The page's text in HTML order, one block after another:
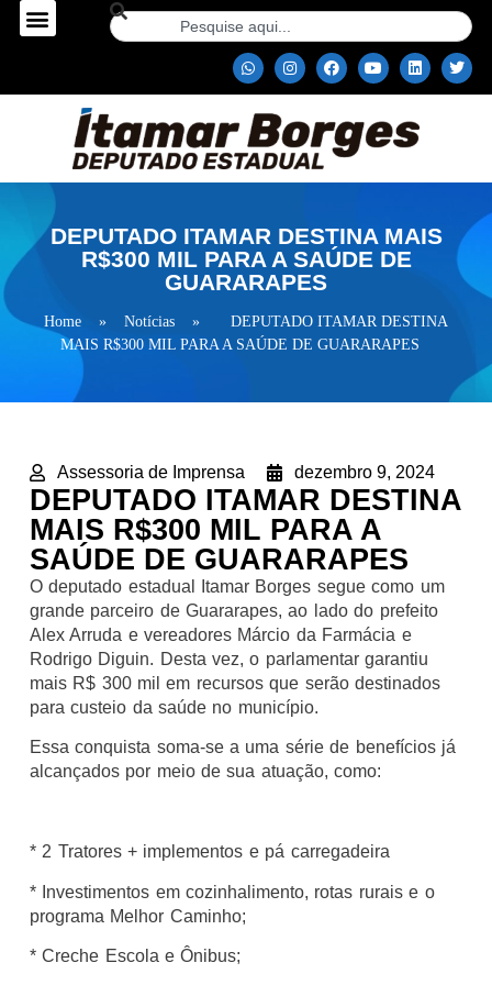
DEPUTADO ITAMAR DESTINA MAIS
R$300 MIL PARA A SAÚDE DE
GUARARAPES
Home » Notícias »
DEPUTADO ITAMAR DESTINA
MAIS R$300 MIL PARA A SAÚDE DE GUARARAPES
Assessoria de Imprensa dezembro 9, 2024
DEPUTADO ITAMAR DESTINA
MAIS R$300 MIL PARA A
SAÚDE DE GUARARAPES
O deputado estadual Itamar Borges segue como um
grande parceiro de Guararapes, ao lado do prefeito
Alex Arruda e vereadores Márcio da Farmácia e
Rodrigo Diguin. Desta vez, o parlamentar garantiu
mais R$ 300 mil em recursos que serão destinados
para custeio da saúde no município.
Essa conquista soma-se a uma série de benefícios já
alcançados por meio de sua atuação, como:
* 2 Tratores + implementos e pá carregadeira
* Investimentos em cozinhalimento, rotas rurais e o
programa Melhor Caminho;
* Creche Escola e Ônibus;